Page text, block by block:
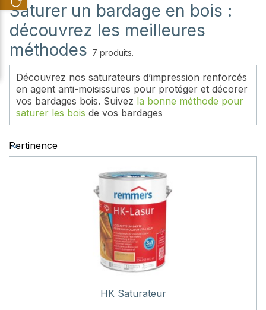
Saturer un bardage en bois :
découvrez les meilleures
méthodes 7 produits.
Découvrez nos saturateurs d’impression renforcés
en agent anti-moisissures pour protéger et décorer
vos bardages bois. Suivez la bonne méthode pour
saturer les bois de vos bardages
Pertinence
HK Saturateur